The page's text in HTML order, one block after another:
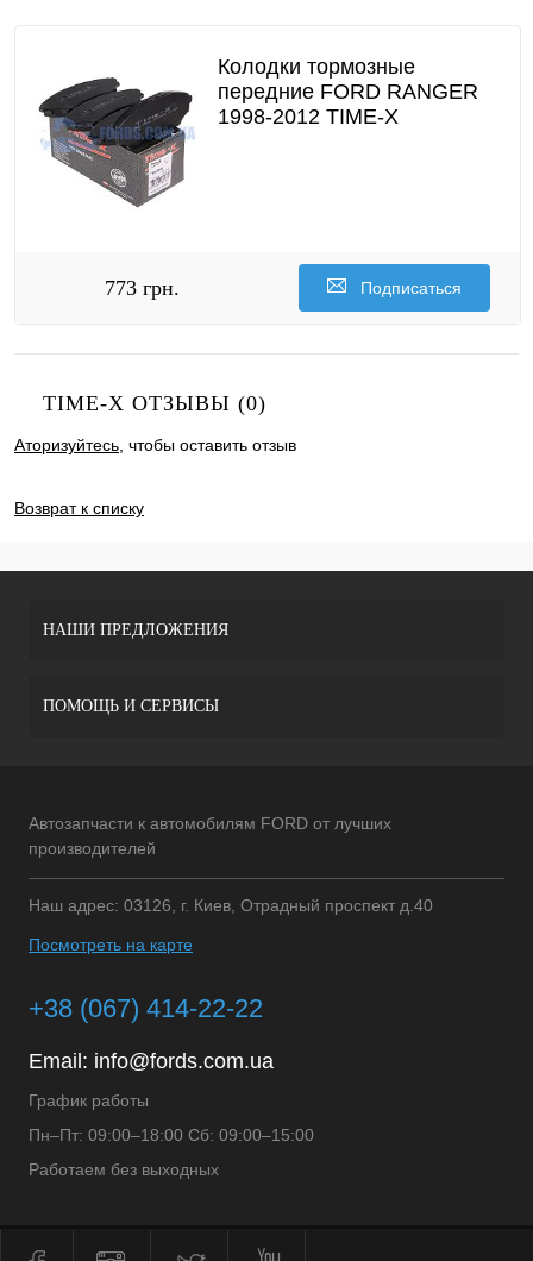
Колодки тормозные
передние FORD RANGER
1998-2012 TIME-X
773 грн. Подписаться
TIME-X ОТЗЫВЫ (0)
Аторизуйтесь , чтобы оставить отзыв
Возврат к списку
НАШИ ПРЕДЛОЖЕНИЯ
ПОМОЩЬ И СЕРВИСЫ
Автозапчасти к автомобилям FORD от лучших
производителей
Наш адрес: 03126, г. Киев, Отрадный проспект д.40
Посмотреть на карте
+38 (067) 414-22-22
Email: info@fords.com.ua
График работы
Пн–Пт: 09:00–18:00 Сб: 09:00–15:00
Работаем без выходных